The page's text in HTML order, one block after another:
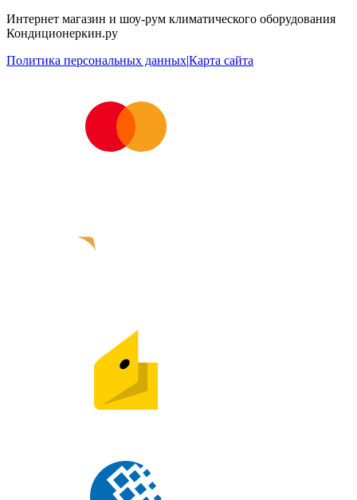
Интернет магазин и шоу-рум климатического оборудования
Кондиционеркин.ру
Политика персональных данных|Карта сайта